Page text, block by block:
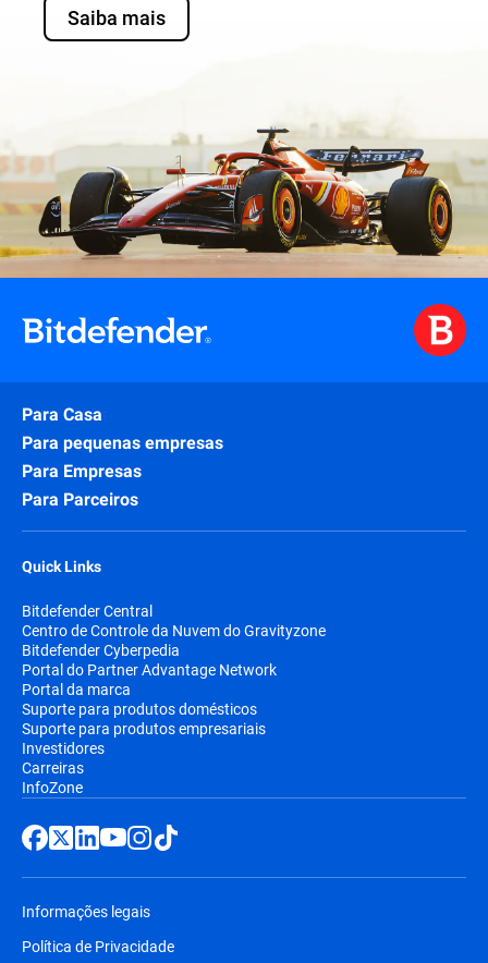
Saiba mais
Para Casa
Para pequenas empresas
Para Empresas
Para Parceiros
Quick Links
Bitdefender Central
Centro de Controle da Nuvem do Gravityzone
Bitdefender Cyberpedia
Portal do Partner Advantage Network
Portal da marca
Suporte para produtos domésticos
Suporte para produtos empresariais
Investidores
Carreiras
InfoZone
Informações legais
Política de Privacidade